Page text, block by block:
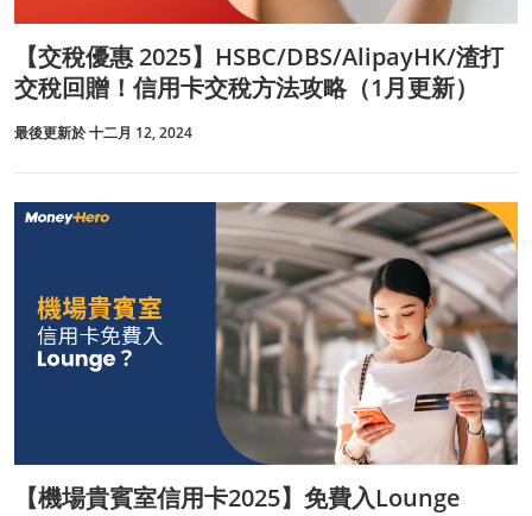
【交稅優惠 2025】HSBC/DBS/AlipayHK/渣打
交稅回贈！信用卡交稅方法攻略（1月更新）
最後更新於 十二月 12, 2024
【機場貴賓室信用卡2025】免費入Lounge